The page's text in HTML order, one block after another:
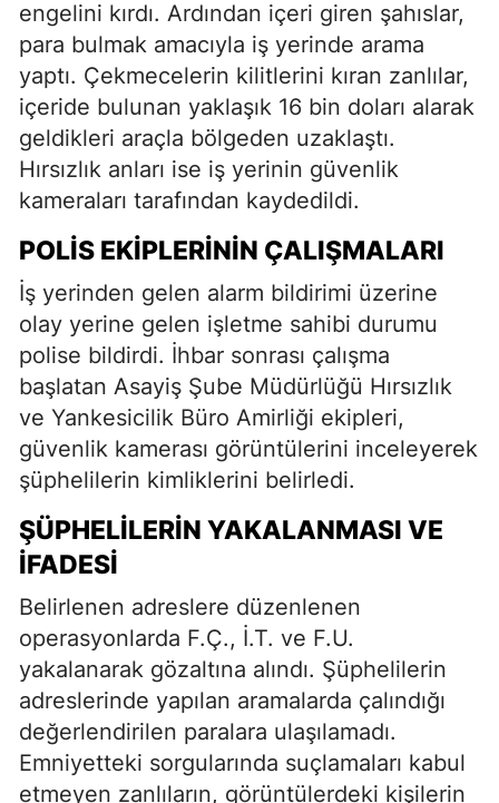
engelini kırdı. Ardından içeri giren şahıslar,
para bulmak amacıyla iş yerinde arama
yaptı. Çekmecelerin kilitlerini kıran zanlılar,
içeride bulunan yaklaşık 16 bin doları alarak
geldikleri araçla bölgeden uzaklaştı.
Hırsızlık anları ise iş yerinin güvenlik
kameraları tarafından kaydedildi.
POLIS EKIPLERININ ÇALIŞMALARI
İş yerinden gelen alarm bildirimi üzerine
olay yerine gelen işletme sahibi durumu
polise bildirdi. İhbar sonrası çalışma
başlatan Asayiş Şube Müdürlüğü Hırsızlık
ve Yankesicilik Büro Amirliği ekipleri,
güvenlik kamerası görüntülerini inceleyerek
şüphelilerin kimliklerini belirledi.
ŞÜPHELILERIN YAKALANMASI VE
İFADESI
Belirlenen adreslere düzenlenen
operasyonlarda F.Ç., İ.T. ve F.U.
yakalanarak gözaltına alındı. Şüphelilerin
adreslerinde yapılan aramalarda çalındığı
değerlendirilen paralara ulaşılamadı.
Emniyetteki sorgularında suçlamaları kabul
etmeyen zanlıların, görüntülerdeki kişilerin